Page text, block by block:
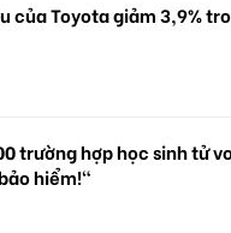
của Toyota giảm 3,9%
trường hợp học sinh tử
hiểm!"